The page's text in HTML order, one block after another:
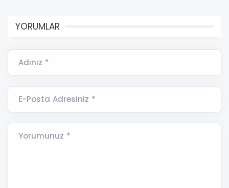
YORUMLAR
Adınız *
E-Posta Adresiniz *
Yorumunuz *